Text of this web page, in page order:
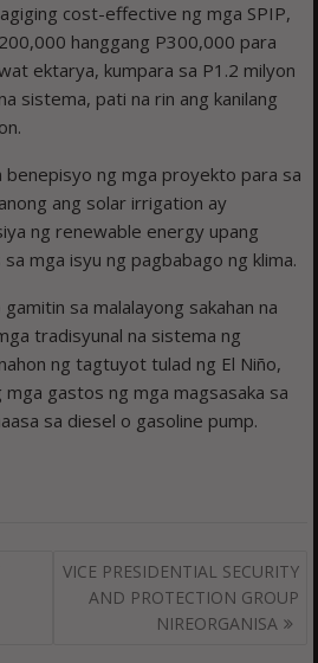
cost-effective ng mga SPIP,
hanggang P300,000 para
ektarya, kumpara sa P1.2 milyon
sistema, pati na rin ang kanilang
benepisyo ng mga proyekto para sa
ang solar irrigation ay
ng renewable energy upang
mga isyu ng pagbabago ng klima.
sa malalayong sakahan na
tradisyunal na sistema ng
ng tagtuyot tulad ng El Niño,
mga gastos ng mga magsasaka sa
sa diesel o gasoline pump.
VICE PRESIDENTIAL SECURITY
AND PROTECTION GROUP
NIREORGANISA